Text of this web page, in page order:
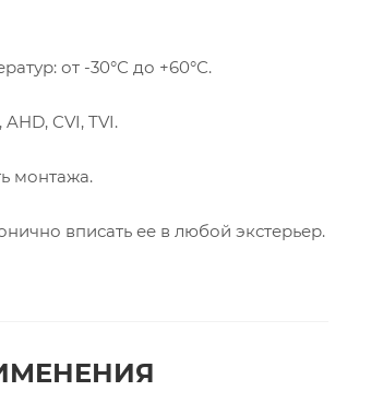
от -30°С до +60°С.
CVI, TVI.
монтажа.
вписать ее в любой экстерьер.